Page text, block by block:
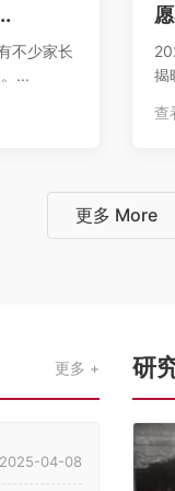
不少家长
...
揭
查
更多 More
更多
2025-04-08
研